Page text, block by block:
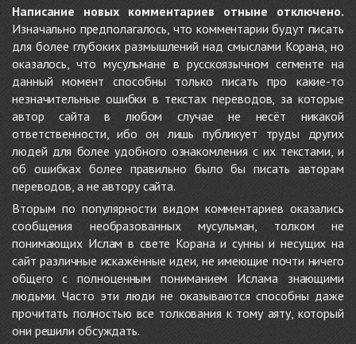
Написание новых комментариев отныне отключено.
Изначально предполагалось, что комментарии будут писать
для более глубоких размышлений над смыслами Корана, но
оказалось, что мусульмане в русскоязычном сегменте на
данный момент способны только писать про какие-то
незначительные ошибки в текстах переводов, за которые
автор сайта в любом случае не несёт никакой
ответственности, ибо он лишь публикует труды других
людей для более удобного ознакомления с их текстами, и
об ошибках более правильно было бы писать авторам
переводов, а не автору сайта.
Вторым по популярности видом комментариев оказались
сообщения необразованных мусульман, толком не
понимающих Ислам в свете Корана и сунны и несущих на
сайт различные искажённые идеи, не имеющие почти ничего
общего с полноценным пониманием Ислама знающими
людьми. Часто эти люди не оказываются способны даже
прочитать полностью все толкования к тому аяту, который
они решили обсуждать.